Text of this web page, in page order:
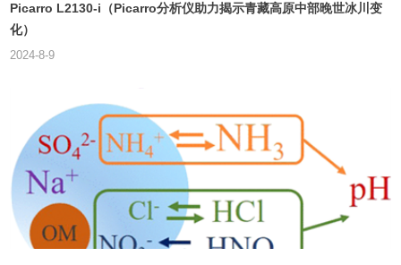
Picarro L2130-i（Picarro分析仪助力揭示青藏高原中部晚世冰川变
化）
2024-8-9